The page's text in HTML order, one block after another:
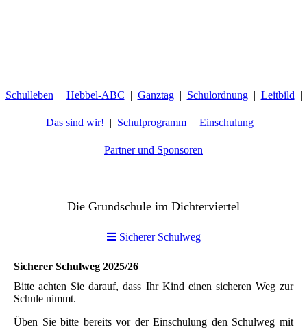
Schulleben Hebbel-ABC Ganztag Schulordnung Leitbild
Das sind wir! Schulprogramm Einschulung
Partner und Sponsoren
Die Grundschule im Dichterviertel
Sicherer Schulweg
Sicherer Schulweg 2025/26
Bitte achten Sie darauf, dass Ihr Kind einen sicheren Weg zur
Schule nimmt.
Üben Sie bitte bereits vor der Einschulung den Schulweg mit